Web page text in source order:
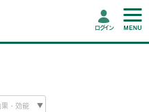
ログイン